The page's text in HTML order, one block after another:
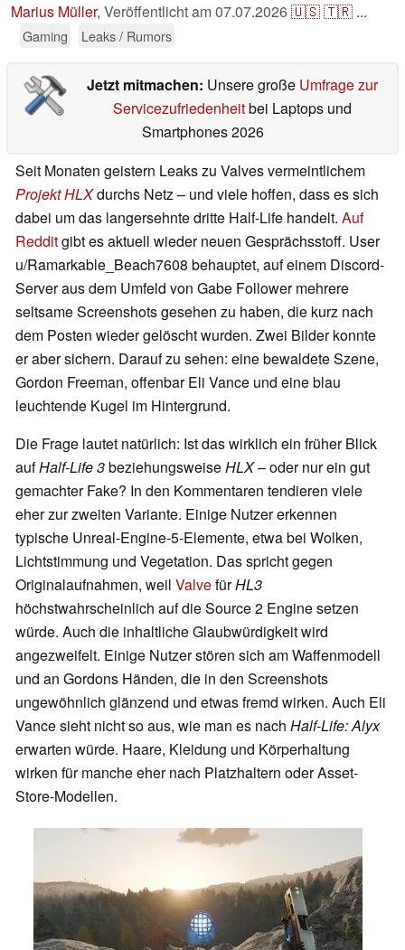
Marius Müller, Veröffentlicht am07.07.2026🇺🇸🇹🇷 ...
Gaming Leaks / Rumors
Jetzt mitmachen: Unsere große Umfrage zur
Servicezufriedenheitbei Laptops und
Smartphones 2026
Seit Monaten geistern Leaks zu Valves vermeintlichem
Projekt HLXdurchs Netz – und viele hoffen, dass es sich
dabei um das langersehnte dritte Half-Life handelt. Auf
Redditgibt es aktuell wieder neuen Gesprächsstoff. User
u/Ramarkable_Beach7608 behauptet, auf einem Discord-
Server aus dem Umfeld von Gabe Follower mehrere
seltsame Screenshots gesehen zu haben, die kurz nach
dem Posten wieder gelöscht wurden. Zwei Bilder konnte
er aber sichern. Darauf zu sehen: eine bewaldete Szene,
Gordon Freeman, offenbar Eli Vance und eine blau
leuchtende Kugel im Hintergrund.
Die Frage lautet natürlich: Ist das wirklich ein früher Blick
aufHalf-Life 3beziehungsweiseHLX– oder nur ein gut
gemachter Fake? In den Kommentaren tendieren viele
eher zur zweiten Variante. Einige Nutzer erkennen
typische Unreal-Engine-5-Elemente, etwa bei Wolken,
Lichtstimmung und Vegetation. Das spricht gegen
Originalaufnahmen, weil ValvefürHL3
höchstwahrscheinlich auf die Source 2 Engine setzen
würde. Auch die inhaltliche Glaubwürdigkeit wird
angezweifelt. Einige Nutzer stören sich am Waffenmodell
und an Gordons Händen, die in den Screenshots
ungewöhnlich glänzend und etwas fremd wirken. Auch Eli
Vance sieht nicht so aus, wie man es nach Half-Life: Alyx
erwarten würde. Haare, Kleidung und Körperhaltung
wirken für manche eher nach Platzhaltern oder Asset-
Store-Modellen.